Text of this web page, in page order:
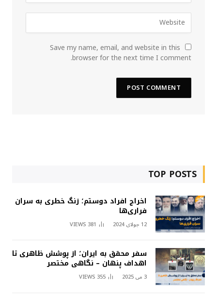
Save my name, email, and website in this
browser for the next time I comment.
TOP POSTS
اخراج افراد دوستم؛ زنگ خطری به سران
فراری‌ها
12 جولای 2024 381
VIEWS
سفر محقق به ایران؛ از پوشش ظاهری تا
اهداف پنهان – نگاهی مختصر
3 می 2025 355
VIEWS